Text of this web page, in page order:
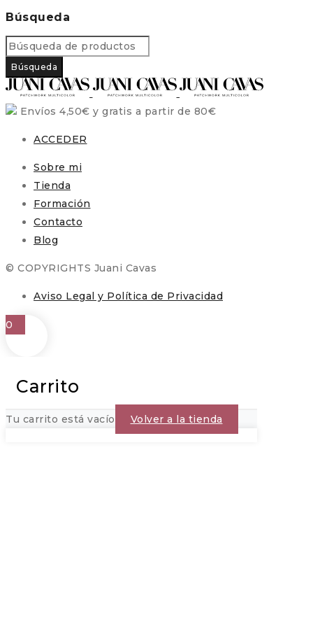
Búsqueda
Envíos 4,50€ y gratis a partir de 80€
ACCEDER
Sobre mi
Tienda
Formación
Contacto
Blog
© COPYRIGHTS Juani Cavas
Aviso Legal y Política de Privacidad
0
Carrito
Tu carrito está vacío Volver a la tienda